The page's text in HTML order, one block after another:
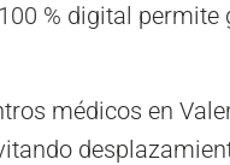
% digital
médicos en